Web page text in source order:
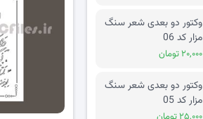
وکتور دو بعدی شعر سنگ
مزار کد 06
۲۰,۰۰۰ تومان
وکتور دو بعدی شعر سنگ
مزار کد 05